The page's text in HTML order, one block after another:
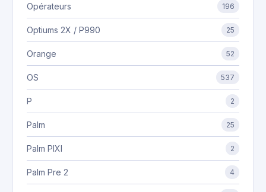
Opérateurs 196
Optiums 2X / P990 25
Orange 52
OS 537
P 2
Palm 25
Palm PIXI 2
Palm Pre 2 4